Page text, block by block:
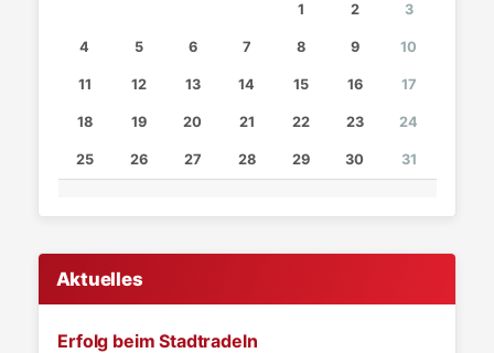
1 2 3
4 5 6 7 8 9 10
11 12 13 14 15 16 17
18 19 20 21 22 23 24
25 26 27 28 29 30 31
Aktuelles
Erfolg beim Stadtradeln